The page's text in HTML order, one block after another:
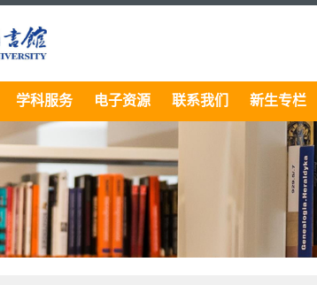
学科服务 电子资源 联系我们 新生专栏